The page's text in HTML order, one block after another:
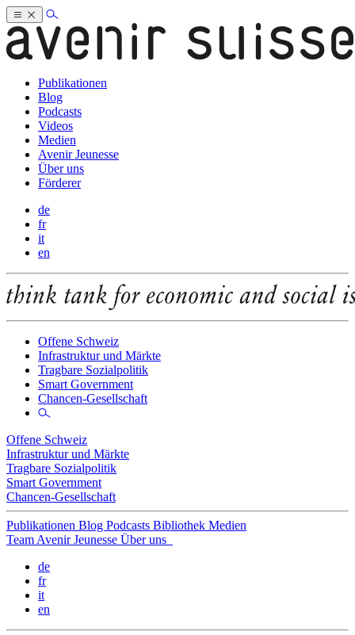
Publikationen
Blog
Podcasts
Videos
Medien
Avenir Jeunesse
Über uns
Förderer
de
fr
it
en
Offene Schweiz
Infrastruktur und Märkte
Tragbare Sozialpolitik
Smart Government
Chancen-Gesellschaft
Offene Schweiz
Infrastruktur und Märkte
Tragbare Sozialpolitik
Smart Government
Chancen-Gesellschaft
Publikationen Blog Podcasts Bibliothek Medien
Team Avenir Jeunesse Über uns
de
fr
it
en